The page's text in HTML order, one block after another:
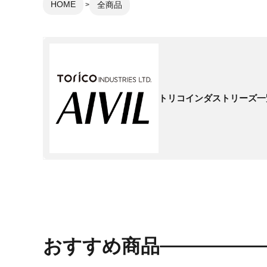
HOME 全商品
トリコインダストリーズ
おすすめ商品